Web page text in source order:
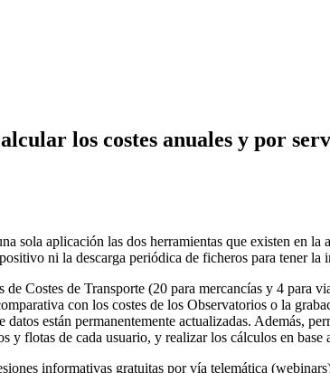
los costes anuales y por
sola aplicación las dos herramientas que existen en
ni la descarga periódica de ficheros para tener la
Costes de Transporte (20 para mercancías y 4 para
con los costes de los Observatorios o la
están permanentemente actualizadas. Además,
y flotas de cada usuario, y realizar los cálculos en base
informativas gratuitas por vía telemática